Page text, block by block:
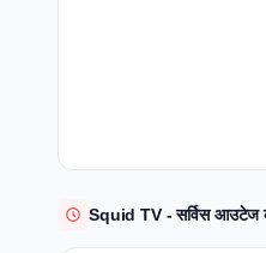
Squid TV - सर्विस आउटेज